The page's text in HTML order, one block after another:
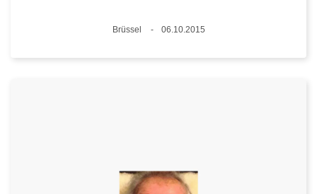
Standort
Brüssel
06.10.2015